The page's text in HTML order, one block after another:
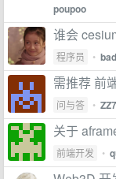
poupoo
谁会
程序员 •
需推荐 前
问与答 •
关于
前端开发 •